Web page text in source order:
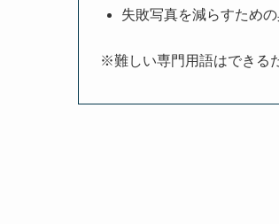
失敗写真を減らすため
※難しい専門用語はできる